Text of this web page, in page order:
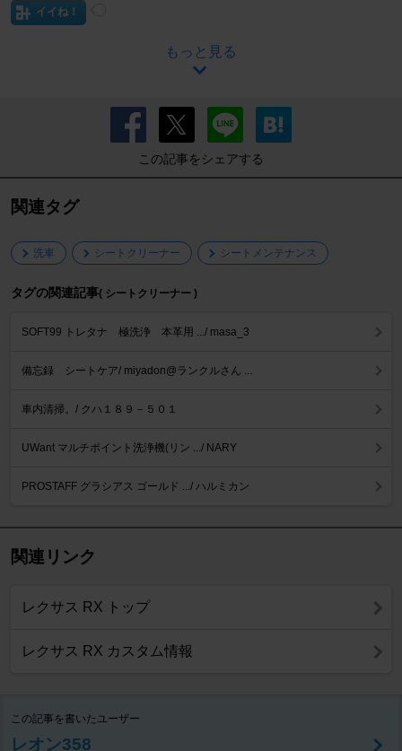
イイね！
もっと見る
この記事をシェアする
関連タグ
洗車 シートクリーナー シートメンテナンス
タグの関連記事( シートクリーナー )
SOFT99 トレタナ 極洗浄 本革用 .../ masa_3
備忘録 シートケア/ miyadon@ランクルさん ...
車内清掃。/ クハ１８９－５０１
UWant マルチポイント洗浄機(リン .../ NARY
PROSTAFF グラシアス ゴールド .../ ハルミカン
関連リンク
レクサス RX トップ
レクサス RX カスタム情報
この記事を書いたユーザー
レオン358